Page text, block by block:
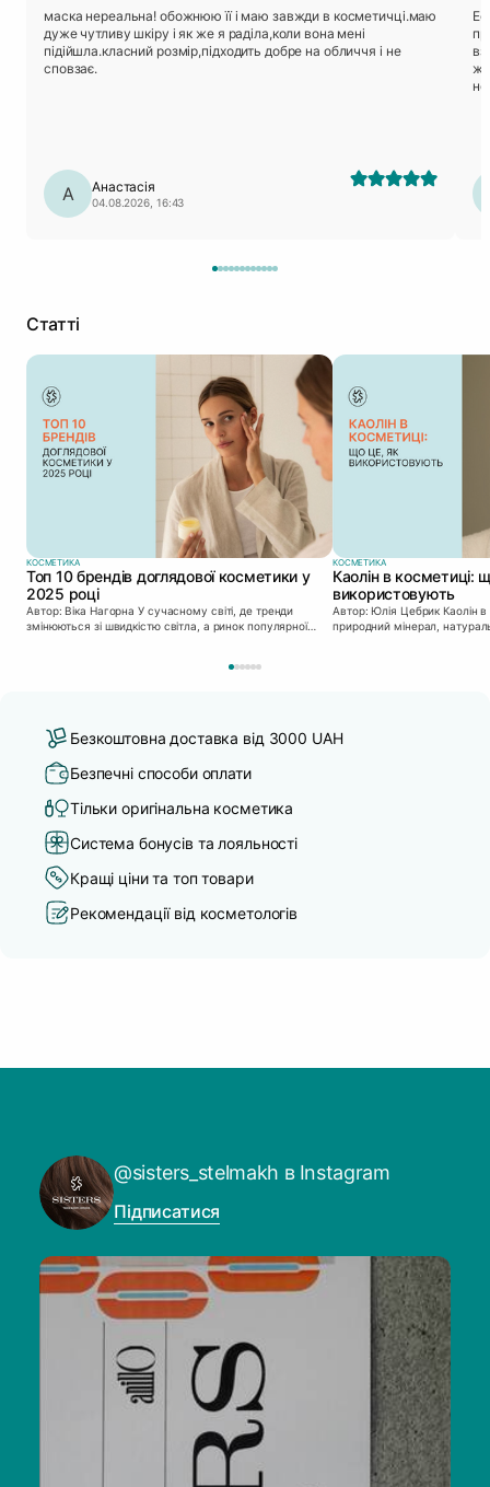
маска нереальна! обожнюю її і маю завжди в косметичці.маю
дуже чутливу шкіру і як же я раділа,коли вона мені
підійшла.класний розмір,підходить добре на обличчя і не
сповзає.
А Анастасія
04.08.2026, 16:43
Статті
КОСМЕТИКА
Топ 10 брендів доглядової косметики у
2025 році
Автор: Віка Нагорна У сучасному світі, де тренди
змінюються зі швидкістю світла, а ринок популярної
КОСМЕТИКА
Каолін в косметиці:
використовують
Автор: Юлія Цебрик Каолін в косметології – це
природний мінерал,
Безкоштовна доставка від 3000 UAH
Безпечні способи оплати
Тільки оригінальна косметика
Система бонусів та лояльності
Кращі ціни та топ товари
Рекомендації від косметологів
@sisters_stelmakh в Instagram
Підписатися